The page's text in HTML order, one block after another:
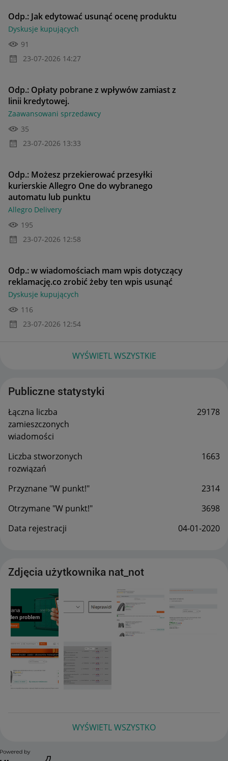
Odp.: Jak edytować usunąć ocenę produktu
Dyskusje kupujących
91
‎23-07-2026 14:27
Odp.: Opłaty pobrane z wpływów zamiast z
linii kredytowej.
Zaawansowani sprzedawcy
35
‎23-07-2026 13:33
Odp.: Możesz przekierować przesyłki
kurierskie Allegro One do wybranego
automatu lub punktu
Allegro Delivery
195
‎23-07-2026 12:58
Odp.: w wiadomościach mam wpis dotyczący
reklamację.co zrobić żeby ten wpis usunąć
Dyskusje kupujących
116
‎23-07-2026 12:54
WYŚWIETL WSZYSTKIE
Publiczne statystyki
Łączna liczba
zamieszczonych
wiadomości
29178
Liczba stworzonych
rozwiązań
1663
Przyznane "W punkt!"
2314
Otrzymane "W punkt!"
3698
Data rejestracji
‎04-01-2020
Zdjęcia użytkownika nat_not
WYŚWIETL WSZYSTKO